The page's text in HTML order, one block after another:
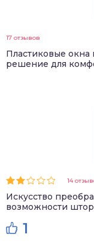
17 отзывов
Пластиковые окна
решение для
14
Искусство
возможности
1